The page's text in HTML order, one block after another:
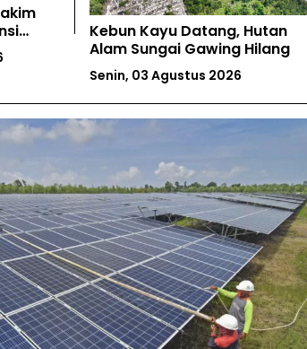
Nelayan Jawa Tengah Minta
Kepastian Wilayah Tangkap
Komunal
Senin, 03 Agustus 2026